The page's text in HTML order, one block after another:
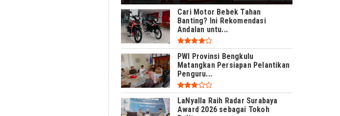
Cari Motor Bebek Tahan
Banting? Ini Rekomendasi
Andalan untu...
PWI Provinsi Bengkulu
Matangkan Persiapan Pelantikan
Penguru...
LaNyalla Raih Radar Surabaya
Award 2026 sebagai Tokoh